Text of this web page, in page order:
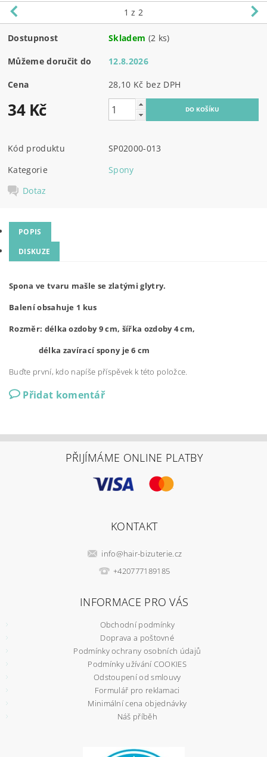
1 z 2
Dostupnost Skladem (2 ks)
Můžeme doručit do 12.8.2026
Cena 28,10 Kč bez DPH
34 Kč
Kód produktu
SP02000-013
Kategorie
Spony
Dotaz
POPIS
DISKUZE
Spona ve tvaru mašle se zlatými glytry.
Balení obsahuje 1 kus
Rozměr: délka ozdoby 9 cm, šířka ozdoby 4 cm,
délka zavírací spony je 6 cm
Buďte první, kdo napíše příspěvek k této položce.
Přidat komentář
PŘIJÍMÁME ONLINE PLATBY
KONTAKT
info@hair-bizuterie.cz
+420777189185
INFORMACE PRO VÁS
Obchodní podmínky
Doprava a poštovné
Podmínky ochrany osobních údajů
Podmínky užívání COOKIES
Odstoupení od smlouvy
Formulář pro reklamaci
Minimální cena objednávky
Náš příběh